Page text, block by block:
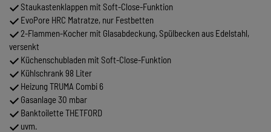
Staukastenklappen mit Soft-Close-Funktion
EvoPore HRC Matratze, nur Festbetten
2-Flammen-Kocher mit Glasabdeckung, Spülbecken aus Edelstahl,
versenkt
Küchenschubladen mit Soft-Close-Funktion
Kühlschrank 98 Liter
Heizung TRUMA Combi 6
Gasanlage 30 mbar
Banktoilette THETFORD
uvm.